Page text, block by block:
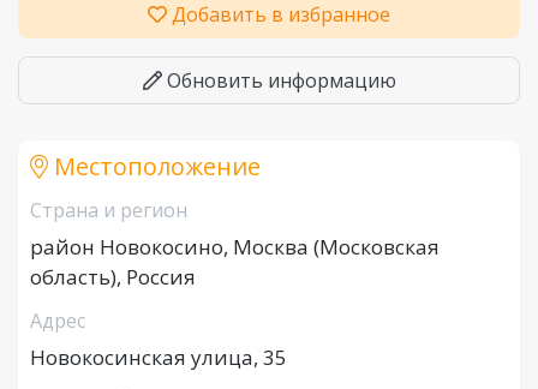
Добавить в избранное
Обновить информацию
Местоположение
Страна и регион
район Новокосино, Москва (Московская
область), Россия
Адрес
Новокосинская улица, 35